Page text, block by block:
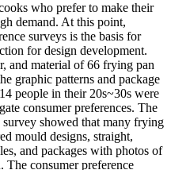
who prefer to make their
demand. At this point,
surveys is the basis for
for design development.
and material of 66 frying pan
graphic patterns and package
people in their 20s~30s were
consumer preferences. The
showed that many frying
mould designs, straight,
and packages with photos of
consumer preference